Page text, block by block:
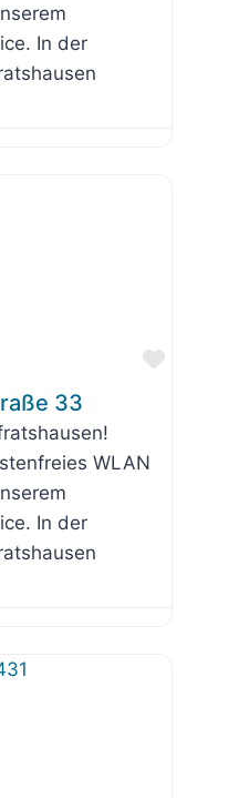
In der
Favorit
33
WLAN
In der